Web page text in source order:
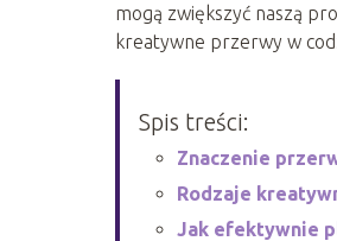
mogą zwiększyć naszą
kreatywne przerwy w
Spis treści:
Znaczenie
Rodzaje
Jak efektywnie